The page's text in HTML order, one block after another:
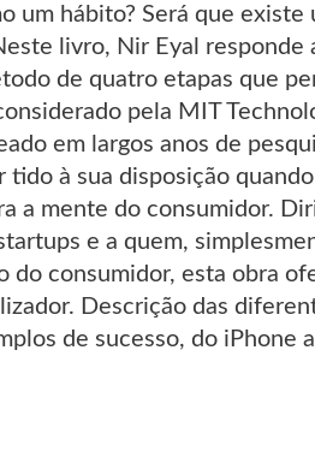
um hábito? Será que existe
livro, Nir Eyal responde
de quatro etapas que
pela MIT
em largos anos de
à sua disposição
a mente do consumidor.
e a quem,
consumidor, esta obra
Descrição das
de sucesso, do iPhone